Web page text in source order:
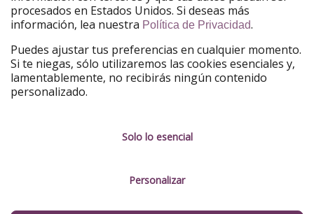
Nuestro grupo
HolidayPirates Group
Conócenos mejor
Sobre ViajerosPiratas
Sostenibilidad
Información legal
Gestionar servicios
procesados en Estados Unidos. Si deseas más
información, lea nuestra Política de Privacidad.
Puedes ajustar tus preferencias en cualquier momento.
Si te niegas, sólo utilizaremos las cookies esenciales y,
lamentablemente, no recibirás ningún contenido
personalizado.
Solo lo esencial
Personalizar